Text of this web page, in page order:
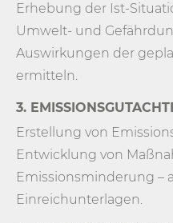
Erhebung der Ist-
Umwelt- und
Auswirkungen der
ermitteln.
3.
Erstellung von
Entwicklung von
Emissionsminderung –
Einreichunterlagen.